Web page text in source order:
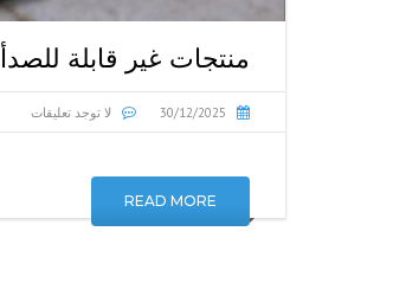
منتجات غير قابلة للصدأ
30/12/2025 لا توجد تعليقات
READ MORE